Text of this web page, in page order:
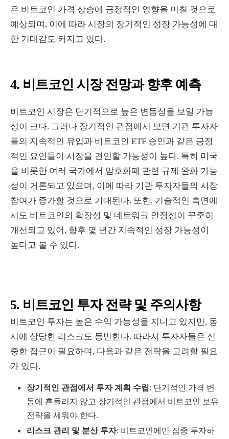
은 비트코인 가격 상승에 긍정적인 영향을 미칠 것으로
예상되며, 이에 따라 시장의 장기적인 성장 가능성에 대
한 기대감도 커지고 있다.
4. 비트코인 시장 전망과 향후 예측
비트코인 시장은 단기적으로 높은 변동성을 보일 가능
성이 크다. 그러나 장기적인 관점에서 보면 기관 투자자
들의 지속적인 유입과 비트코인 ETF 승인과 같은 긍정
적인 요인들이 시장을 견인할 가능성이 높다. 특히 미국
을 비롯한 여러 국가에서 암호화폐 관련 규제 완화 가능
성이 거론되고 있으며, 이에 따라 기관 투자자들의 시장
참여가 증가할 것으로 기대된다. 또한, 기술적인 측면에
서도 비트코인의 확장성 및 네트워크 안정성이 꾸준히
개선되고 있어, 향후 몇 년간 지속적인 성장 가능성이
높다고 볼 수 있다.
5. 비트코인 투자 전략 및 주의사항
비트코인 투자는 높은 수익 가능성을 지니고 있지만, 동
시에 상당한 리스크도 동반한다. 따라서 투자자들은 신
중한 접근이 필요하며, 다음과 같은 전략을 고려할 필요
가 있다.
장기적인 관점에서 투자 계획 수립: 단기적인 가격 변
동에 흔들리지 않고 장기적인 관점에서 비트코인 보유
전략을 세워야 한다.
리스크 관리 및 분산 투자: 비트코인에만 집중 투자하